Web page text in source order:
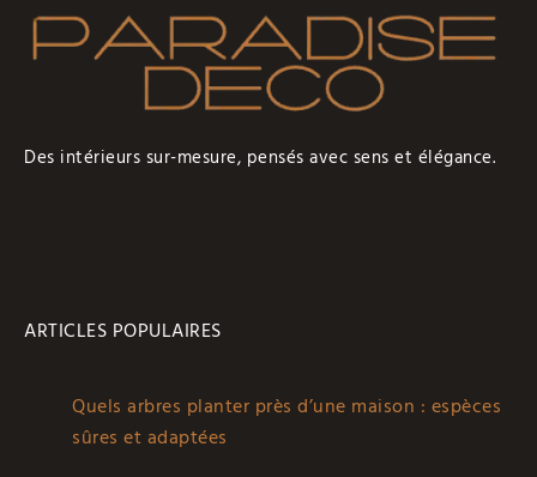
Des intérieurs sur-mesure, pensés avec sens et élégance.
ARTICLES POPULAIRES
Quels arbres planter près d’une maison : espèces
sûres et adaptées